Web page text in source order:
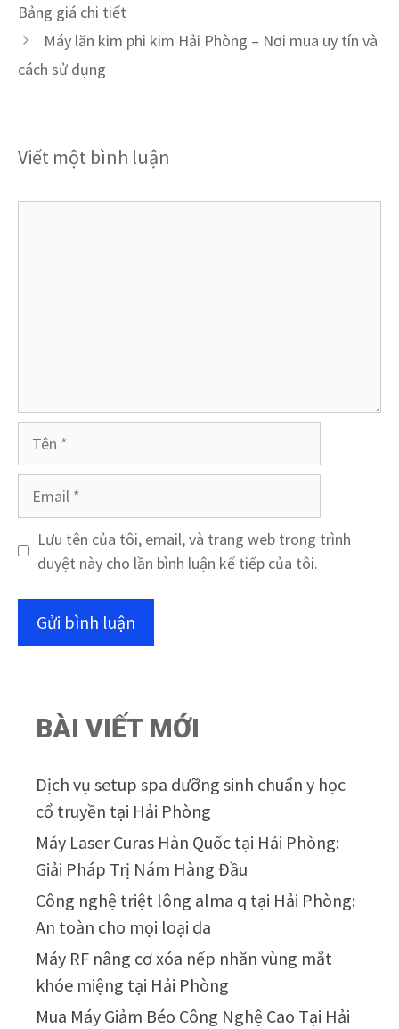
Bảng giá chi tiết
Máy lăn kim phi kim Hải Phòng – Nơi mua uy tín và
cách sử dụng
Viết một bình luận
Lưu tên của tôi, email, và trang web trong trình
duyệt này cho lần bình luận kế tiếp của tôi.
BÀI VIẾT MỚI
Dịch vụ setup spa dưỡng sinh chuẩn y học
cổ truyền tại Hải Phòng
Máy Laser Curas Hàn Quốc tại Hải Phòng:
Giải Pháp Trị Nám Hàng Đầu
Công nghệ triệt lông alma q tại Hải Phòng:
An toàn cho mọi loại da
Máy RF nâng cơ xóa nếp nhăn vùng mắt
khóe miệng tại Hải Phòng
Mua Máy Giảm Béo Công Nghệ Cao Tại Hải